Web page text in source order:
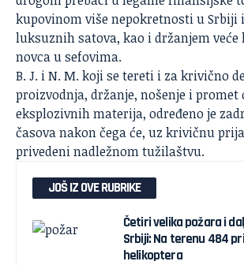
kupovinom više nepokretnosti u Srbiji
luksuznih satova, kao i držanjem veće
novca u sefovima.
B. J. i N. M. koji se tereti i za krivično
proizvodnja, držanje, nošenje i promet
eksplozivnih materija, određeno je
časova nakon čega će, uz krivičnu
privedeni nadležnom tužilaštvu.
JOŠ IZ OVE RUBRIKE
Četiri velika požara i
Srbiji: Na terenu 484
helikoptera